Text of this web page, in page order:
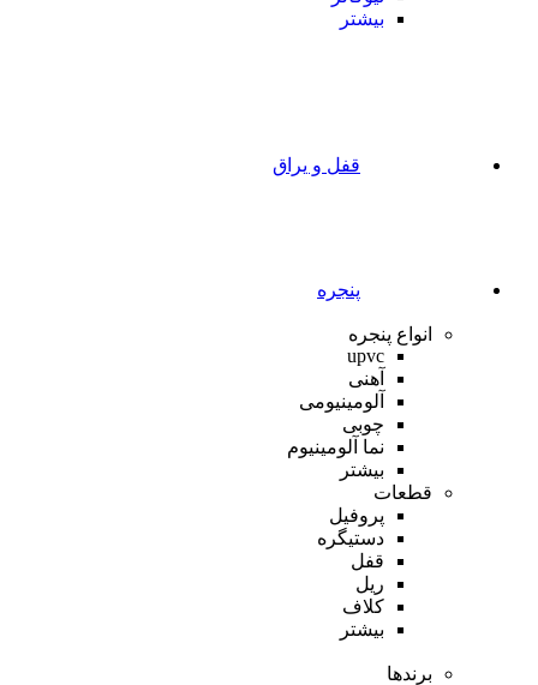
بیشتر
قفل و یراق
پنجره
انواع پنجره
upvc
آهنی
آلومینیومی
چوبی
نما آلومینیوم
بیشتر
قطعات
پروفیل
دستیگره
قفل
ریل
کلاف
بیشتر
برندها